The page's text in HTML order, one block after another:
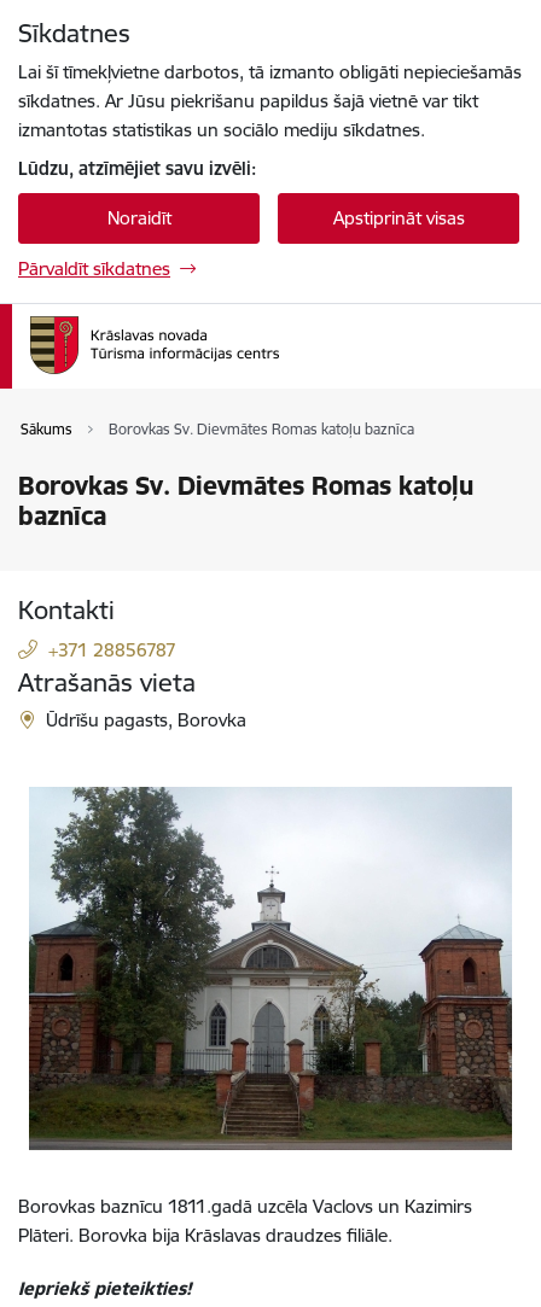
Sīkdatnes
Lai šī tīmekļvietne darbotos, tā izmanto obligāti nepieciešamās
sīkdatnes. Ar Jūsu piekrišanu papildus šajā vietnē var tikt
izmantotas statistikas un sociālo mediju sīkdatnes.
Lūdzu, atzīmējiet savu izvēli:
Noraidīt Apstiprināt visas
Pārvaldīt sīkdatnes
Sākums Borovkas Sv. Dievmātes Romas katoļu baznīca
Borovkas Sv. Dievmātes Romas katoļu
baznīca
Kontakti
+371 28856787
Atrašanās vieta
Ūdrīšu pagasts, Borovka
Borovkas baznīcu 1811.gadā uzcēla Vaclovs un Kazimirs
Plāteri. Borovka bija Krāslavas draudzes filiāle.
Iepriekš pieteikties!